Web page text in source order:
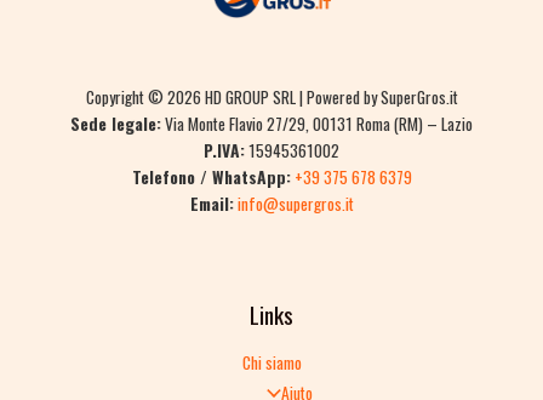
Copyright © 2026 HD GROUP SRL | Powered by SuperGros.it
Sede legale:Via Monte Flavio 27/29, 00131 Roma (RM) – Lazio
P.IVA:15945361002
Telefono / WhatsApp: +39 375 678 6379
Email:info@supergros.it
Links
Chi siamo
Aiuto